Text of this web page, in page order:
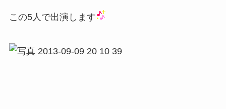
この5人で出演します